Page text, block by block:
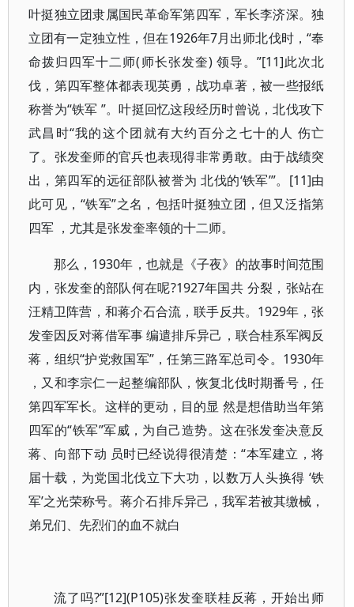
叶挺独立团隶属国民革命军第四军，军长李济深。独
立团有一定独立性，但在1926年7月出师北伐时，“奉
命拨归四军十二师(师长张发奎) 领导。”[11]此次北
伐，第四军整体都表现英勇，战功卓著，被一些报纸
称誉为“铁军 ”。叶挺回忆这段经历时曾说，北伐攻下
武昌时“我的这个团就有大约百分之七十的人 伤亡
了。张发奎师的官兵也表现得非常勇敢。由于战绩突
出，第四军的远征部队被誉为 北伐的‘铁军’”。[11]由
此可见，“铁军”之名，包括叶挺独立团，但又泛指第
四军 ，尤其是张发奎率领的十二师。
那么，1930年，也就是《子夜》的故事时间范围
内，张发奎的部队何在呢?1927年国共 分裂，张站在
汪精卫阵营，和蒋介石合流，联手反共。1929年，张
发奎因反对蒋借军事 编遣排斥异己，联合桂系军阀反
蒋，组织“护党救国军”，任第三路军总司令。1930年
，又和李宗仁一起整编部队，恢复北伐时期番号，任
第四军军长。这样的更动，目的显 然是想借助当年第
四军的“铁军”军威，为自己造势。这在张发奎决意反
蒋、向部下动 员时已经说得很清楚：“本军建立，将
届十载，为党国北伐立下大功，以数万人头换得 ‘铁
军’之光荣称号。蒋介石排斥异己，我军若被其缴械，
弟兄们、先烈们的血不就白
流了吗?”[12](P105)张发奎联桂反蒋，开始出师